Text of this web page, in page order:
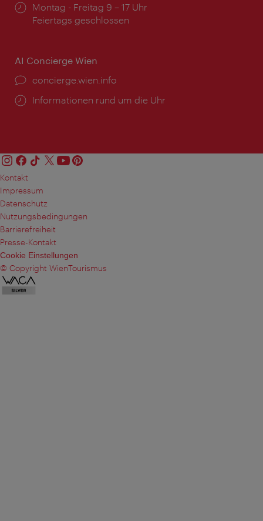
Öffnungszeiten:
Montag - Freitag 9 – 17 Uhr
Feiertags geschlossen
AI Concierge Wien
Ort:
concierge.wien.info
Öffnungszeiten:
Informationen rund um die Uhr
Kontakt
Impressum
Datenschutz
Nutzungsbedingungen
Barrierefreiheit
Presse-Kontakt
Cookie Einstellungen
© Copyright WienTourismus